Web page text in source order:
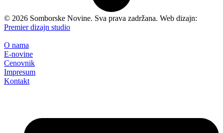
© 2026 Somborske Novine. Sva prava zadržana. Web dizajn:
Premier dizajn studio
O nama
E-novine
Cenovnik
Impresum
Kontakt